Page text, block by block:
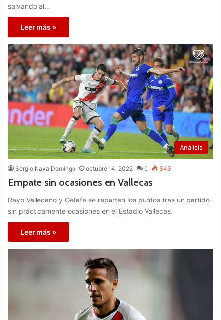
salvando al…
Leer más »
Análisis
Sergio Nava Domingo octubre 14, 2022 0 343
Empate sin ocasiones en Vallecas
Rayo Vallecano y Getafe se reparten los puntos tras un partido
sin prácticamente ocasiones en el Estadio Vallecas.
Leer más »